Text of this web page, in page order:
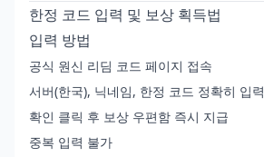
한정 코드 입력 및 보상 획득법
입력 방법
공식 원신 리딤 코드 페이지 접속
서버(한국), 닉네임, 한정 코드 정확히 입력
확인 클릭 후 보상 우편함 즉시 지급
중복 입력 불가